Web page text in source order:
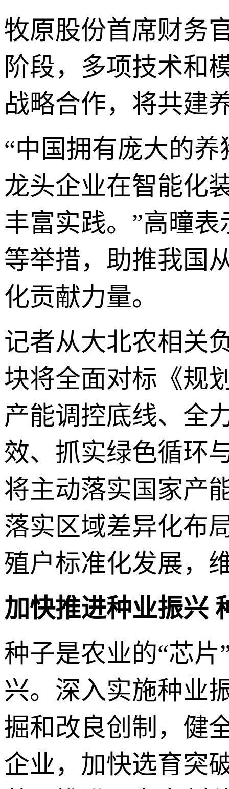
牧原股份首席财务
阶段，多项技术和
战略合作，将共建
“中国拥有庞大的
龙头企业在智能化
丰富实践。”高曈
等举措，助推我国
化贡献力量。
记者从大北农相关
块将全面对标《规
产能调控底线、全
效、抓实绿色循环
将主动落实国家产
落实区域差异化布
殖户标准化发展，
加快推进种业振兴
种子是农业的“芯
兴。深入实施种业
掘和改良创制，健
企业，加快选育突